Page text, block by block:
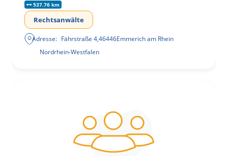
537.76 km
Rechtsanwälte
Adresse: Fährstraße 4,46446Emmerich am Rhein
Nordrhein-Westfalen